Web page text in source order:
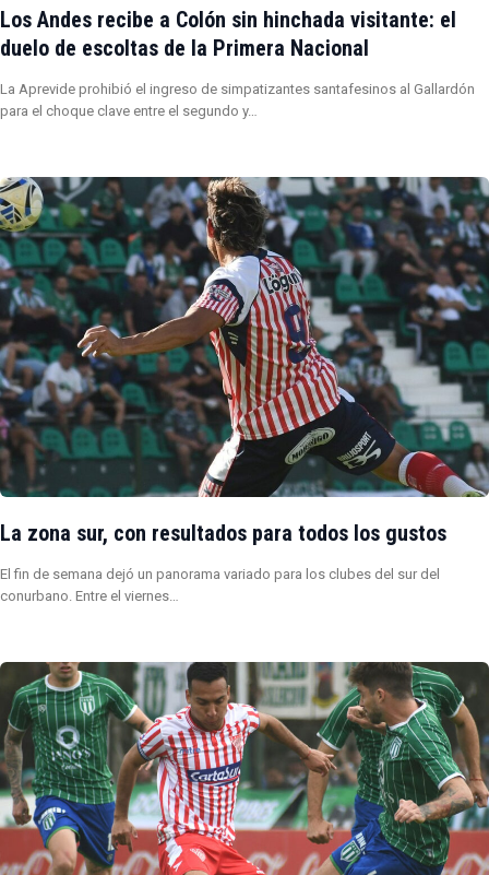
Los Andes recibe a Colón sin hinchada visitante: el
duelo de escoltas de la Primera Nacional
La Aprevide prohibió el ingreso de simpatizantes santafesinos al Gallardón
para el choque clave entre el segundo y…
La zona sur, con resultados para todos los gustos
El fin de semana dejó un panorama variado para los clubes del sur del
conurbano. Entre el viernes…